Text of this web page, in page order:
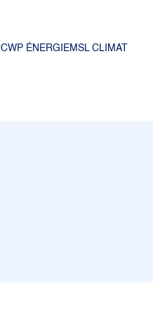
CWP ÉNERGIE MSL CLIMAT